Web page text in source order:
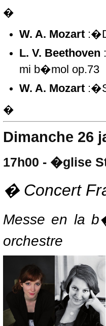
�
W. A. Mozart
L. V. Beethoven
mi b�mol op.73
W. A. Mozart
�
Dimanche 26
17h00 - �glise
� Concert
Messe en la
orchestre